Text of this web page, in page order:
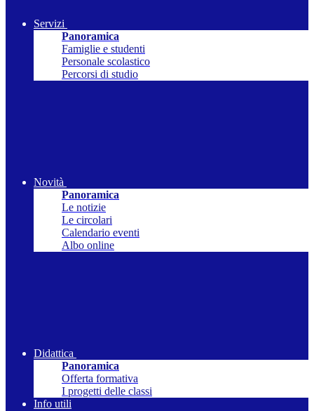
Servizi
Panoramica
Famiglie e studenti
Personale scolastico
Percorsi di studio
Novità
Panoramica
Le notizie
Le circolari
Calendario eventi
Albo online
Didattica
Panoramica
Offerta formativa
I progetti delle classi
Info utili